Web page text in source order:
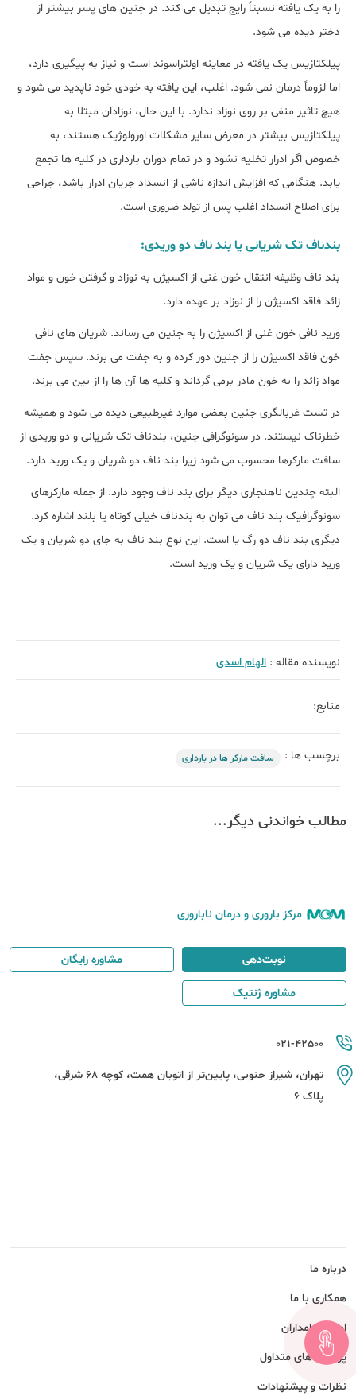
را به یک یافته نسبتاً رایج تبدیل می کند. در جنین های پسر بیشتر از
دختر دیده می شود.
پیلکتازیس یک یافته در معاینه اولتراسوند است و نیاز به پیگیری دارد،
اما لزوماً درمان نمی شود. اغلب، این یافته به خودی خود ناپدید می شود و
هیچ تاثیر منفی بر روی نوزاد ندارد. با این حال، نوزادان مبتلا به
پیلکتازیس بیشتر در معرض سایر مشکلات اورولوژیک هستند، به
خصوص اگر ادرار تخلیه نشود و در تمام دوران بارداری در کلیه ها تجمع
یابد. هنگامی که افزایش اندازه ناشی از انسداد جریان ادرار باشد، جراحی
برای اصلاح انسداد اغلب پس از تولد ضروری است.
بندناف تک شریانی یا بند ناف دو وریدی:
بند ناف وظیفه انتقال خون غنی از اکسیژن به نوزاد و گرفتن خون و مواد
زائد فاقد اکسیژن را از نوزاد بر عهده دارد.
ورید نافی خون غنی از اکسیژن را به جنین می رساند. شریان های نافی
خون فاقد اکسیژن را از جنین دور کرده و به جفت می برند. سپس جفت
مواد زائد را به خون مادر برمی گرداند و کلیه ها آن ها را از بین می برند.
در تست غربالگری جنین بعضی موارد غیرطبیعی دیده می شود و همیشه
خطرناک نیستند. در سونوگرافی جنین، بندناف تک شریانی و دو وریدی از
سافت مارکرها محسوب می شود زیرا بند ناف دو شریان و یک ورید دارد.
البته چندین ناهنجاری دیگر برای بند ناف وجود دارد. از جمله مارکرهای
سونوگرافیک بند ناف می توان به بندناف خیلی کوتاه یا بلند اشاره کرد.
دیگری بند ناف دو رگ یا است. این نوع بند ناف به جای دو شریان و یک
ورید دارای یک شریان و یک ورید است.
نویسنده مقاله : الهام اسدی
منابع:
برچسب ها : سافت مارکر ها در بارداری
مطالب خواندنی دیگر...
مرکز باروری و درمان ناباروری
درباره ما
همکاری با ما
امور سهامداران
پرسش های متداول
نظرات و پیشنهادات
021-42500
تهران، شیراز جنوبی، پایین‌تر از اتوبان همت، کوچه 68 شرقی،
پلاک 6
نوبت‌دهی مشاوره رایگان
مشاوره ژنتیک